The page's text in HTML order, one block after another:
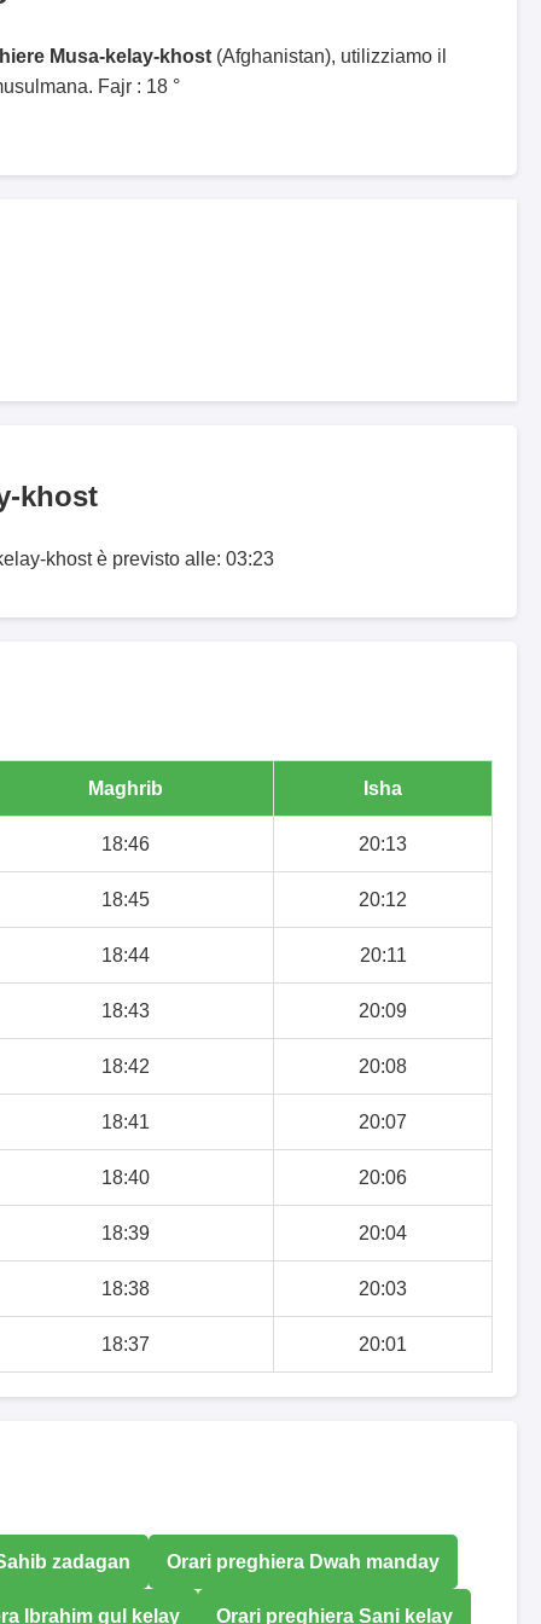
Musa-kelay-khost (Afghanistan), utilizziamo il
Fajr : 18 °
khost
khost è previsto alle: 03:23
Maghrib Isha
18:46 20:13
18:45 20:12
18:44 20:11
18:43 20:09
18:42 20:08
18:41 20:07
18:40 20:06
18:39 20:04
18:38 20:03
18:37 20:01
zadagan Orari preghiera Dwah manday
Ibrahim gul kelay Orari preghiera Sani kelay